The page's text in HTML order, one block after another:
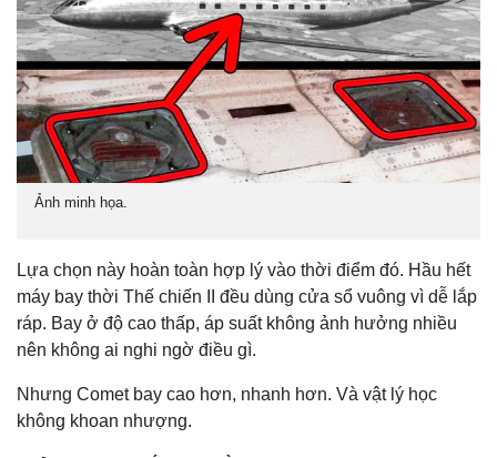
Ảnh minh họa.
Lựa chọn này hoàn toàn hợp lý vào thời điểm đó. Hầu hết
máy bay thời Thế chiến II đều dùng cửa sổ vuông vì dễ lắp
ráp. Bay ở độ cao thấp, áp suất không ảnh hưởng nhiều
nên không ai nghi ngờ điều gì.
Nhưng Comet bay cao hơn, nhanh hơn. Và vật lý học
không khoan nhượng.